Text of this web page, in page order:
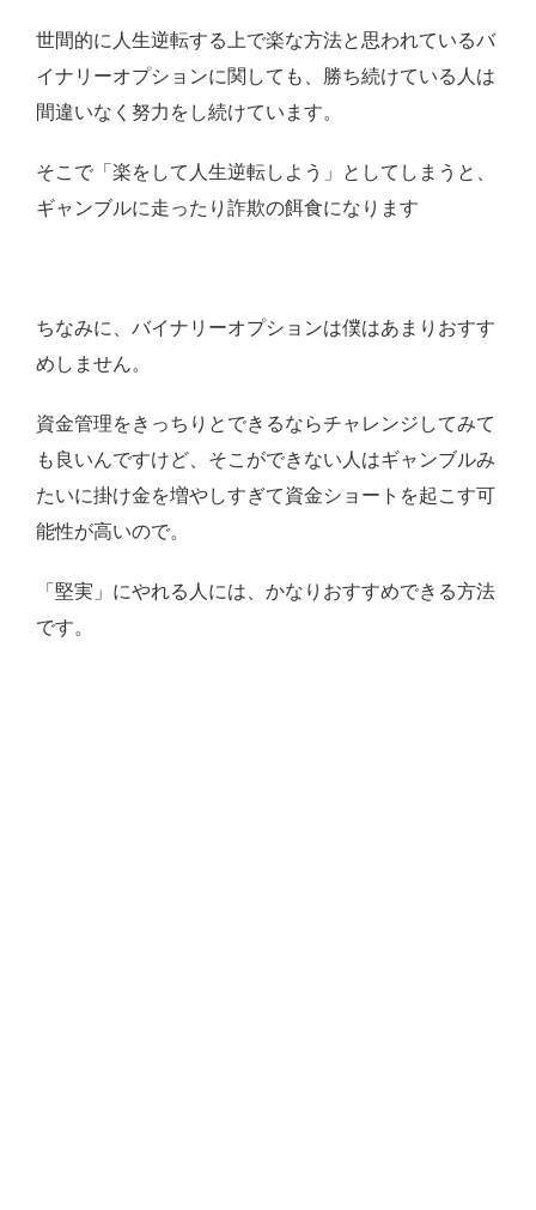
世間的に人生逆転する上で楽な方法と思われているバ
イナリーオプションに関しても、勝ち続けている人は
間違いなく努力をし続けています。
そこで「楽をして人生逆転しよう」としてしまうと、
ギャンブルに走ったり詐欺の餌食になります
ちなみに、バイナリーオプションは僕はあまりおすす
めしません。
資金管理をきっちりとできるならチャレンジしてみて
も良いんですけど、そこができない人はギャンブルみ
たいに掛け金を増やしすぎて資金ショートを起こす可
能性が高いので。
「堅実」にやれる人には、かなりおすすめできる方法
です。